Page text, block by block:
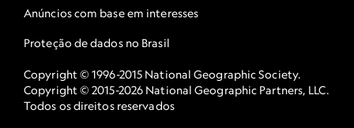
Anúncios com base em interesses
Proteção de dados no Brasil
Copyright © 1996-2015 National Geographic Society.
Copyright © 2015-2026 National Geographic Partners, LLC.
Todos os direitos reservados